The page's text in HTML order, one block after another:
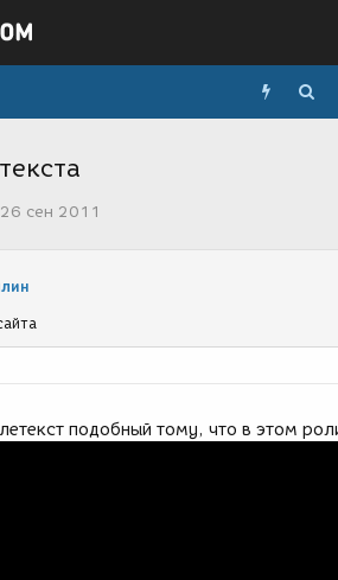
а
я
26 сен 2011
подобный тому, что в этом